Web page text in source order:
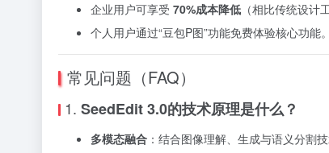
企业用户可享受 70%成本降低 （相比传统设计
个人用户通过“豆包P图”功能免费体验核心功能。
常见问题（FAQ）
1. SeedEdit 3.0的技术原理是什么？
多模态融合 ：结合图像理解、生成与语义分割